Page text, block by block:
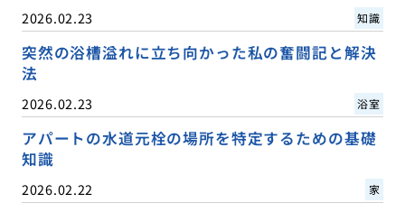
2026.02.23 知識
突然の浴槽溢れに立ち向かった私の奮闘記と解決
法
2026.02.23 浴室
アパートの水道元栓の場所を特定するための基礎
知識
2026.02.22 家